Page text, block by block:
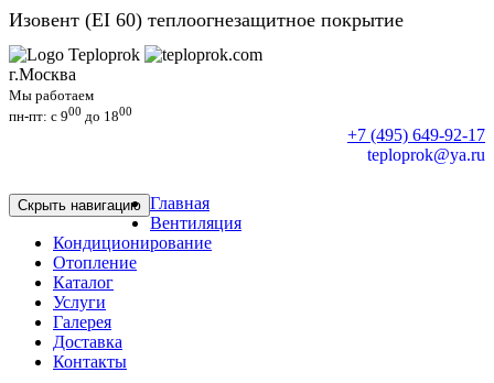
Изовент (EI 60) теплоогнезащитное покрытие
г.Москва
Мы работаем
пн-пт: c 900 до 1800
+7 (495) 649-92-17
teploprok@ya.ru
Скрыть навигацию Главная
Вентиляция
Кондиционирование
Отопление
Каталог
Услуги
Галерея
Доставка
Контакты